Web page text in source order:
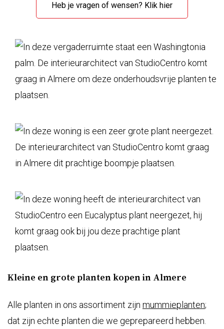
Heb je vragen of wensen? Klik hier
Kleine en grote planten kopen in Almere
Alle planten in ons assortiment zijn mummieplanten;
dat zijn echte planten die we geprepareerd hebben.